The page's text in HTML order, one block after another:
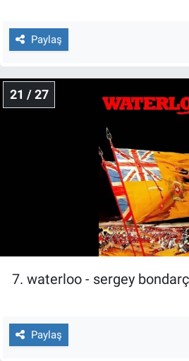
Paylaş
21 / 27
7. waterloo - sergey
Paylaş